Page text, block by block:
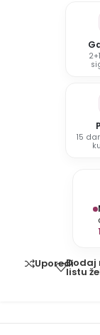
15
UporediDodaj
listu